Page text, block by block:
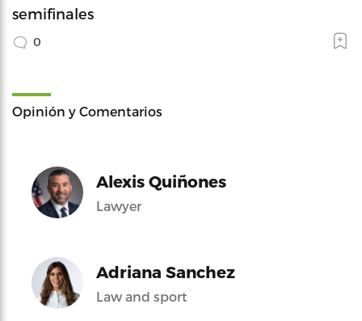
semifinales
0
Opinión y Comentarios
Alexis Quiñones
Lawyer
Adriana Sanchez
Law and sport